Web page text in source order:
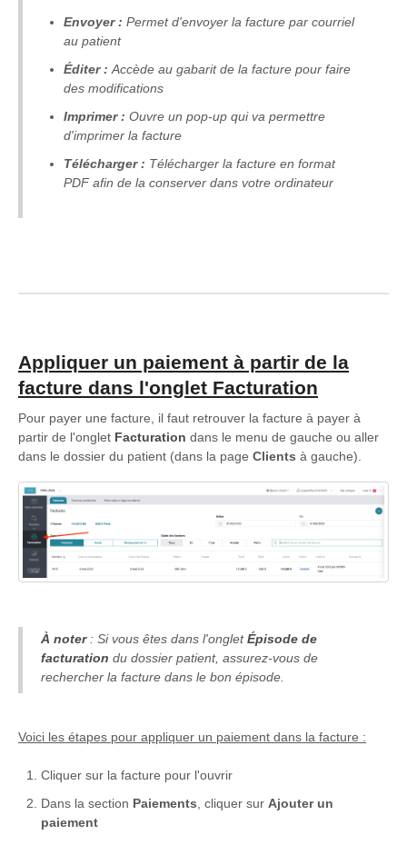
Envoyer : Permet d'envoyer la facture par courriel
au patient
Éditer : Accède au gabarit de la facture pour faire
des modifications
Imprimer : Ouvre un pop-up qui va permettre
d'imprimer la facture
Télécharger : Télécharger la facture en format
PDF afin de la conserver dans votre ordinateur
Appliquer un paiement à partir de la
facture dans l'onglet Facturation
Pour payer une facture, il faut retrouver la facture à payer à
partir de l'onglet Facturation dans le menu de gauche ou aller
dans le dossier du patient (dans la page Clients à gauche).
À noter: Si vous êtes dans l'ongletÉpisode de
facturation du dossier patient, assurez-vous de
rechercher la facture dans le bon épisode.
Voici les étapes pour appliquer un paiement dans la facture :
Cliquer sur la facture pour l'ouvrir
Dans la section Paiements , cliquer sur Ajouter un
paiement